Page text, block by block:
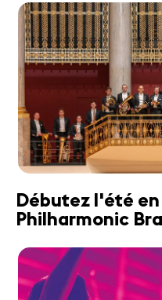
Débutez l'été
Philharmonic